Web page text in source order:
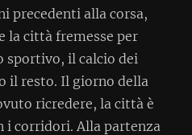
precedenti alla corsa,
la città fremesse per
sportivo, il calcio dei
il resto. Il giorno della
ricredere, la città è
i corridori. Alla partenza